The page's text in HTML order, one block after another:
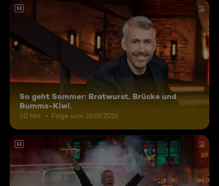
12
So geht Sommer: Bratwurst, Brücke und
Bumms-Kiwi.
50 Min. Folge vom 26.05.2026
12